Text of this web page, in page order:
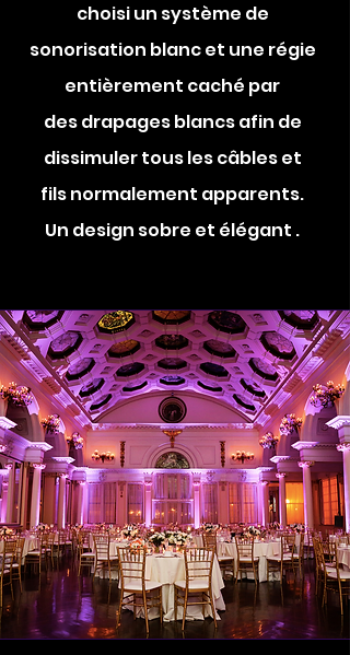
choisi un système de
sonorisation blanc et une régie
entièrement caché par
desdrapagesblancs afin de
dissimuler tous les câbles et
filsnormalement apparents.
Un design sobre et élégant .